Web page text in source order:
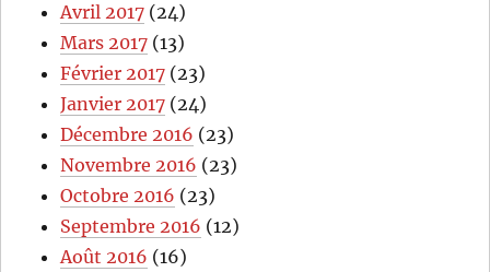
Avril 2017 (24)
Mars 2017 (13)
Février 2017 (23)
Janvier 2017 (24)
Décembre 2016 (23)
Novembre 2016 (23)
Octobre 2016 (23)
Septembre 2016 (12)
Août 2016 (16)